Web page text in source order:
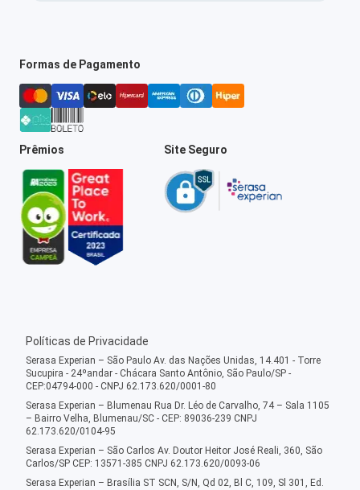
Formas de Pagamento
Prêmios Site Seguro
Políticas de Privacidade
Serasa Experian – São Paulo Av. das Nações Unidas, 14.401 - Torre
Sucupira - 24ºandar - Chácara Santo Antônio, São Paulo/SP -
CEP:04794-000 - CNPJ 62.173.620/0001-80
Serasa Experian – Blumenau Rua Dr. Léo de Carvalho, 74 – Sala 1105
– Bairro Velha, Blumenau/SC - CEP: 89036-239 CNPJ
62.173.620/0104-95
Serasa Experian – São Carlos Av. Doutor Heitor José Reali, 360, São
Carlos/SP CEP: 13571-385 CNPJ 62.173.620/0093-06
Serasa Experian – Brasília ST SCN, S/N, Qd 02, Bl C, 109, Sl 301, Ed.